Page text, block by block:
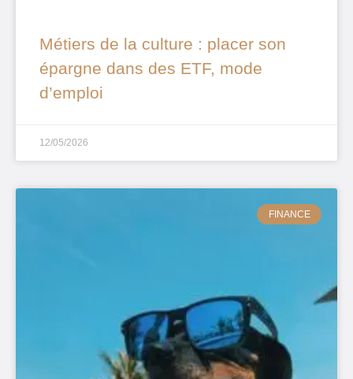
Métiers de la culture : placer son
épargne dans des ETF, mode
d’emploi
12/05/2026
FINANCE